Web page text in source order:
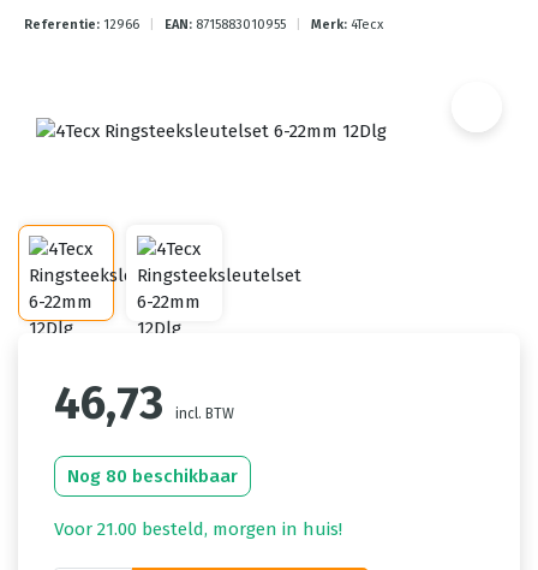
Referentie: 12966 EAN: 8715883010955 Merk: 4Tecx
46,73 incl. BTW
Nog 80 beschikbaar
Voor 21.00 besteld, morgen in huis!